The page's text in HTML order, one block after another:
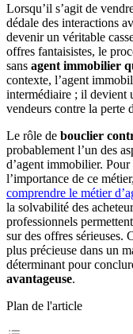
Lorsqu’il s’agit de
dédale des interactions
devenir un véritable
offres fantaisistes, le
sans agent immobilier
contexte, l’agent
intermédiaire ; il devient
vendeurs contre la perte
Le rôle de bouclier
probablement l’un des
d’agent immobilier.
l’importance de ce
comprendre le métier
la solvabilité des
professionnels
sur des offres sérieuses.
plus précieuse dans un
déterminant pour
avantageuse.
Plan de l'article